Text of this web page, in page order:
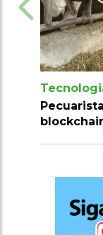
na
crédito